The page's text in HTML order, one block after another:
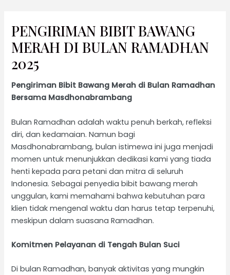
konten
PENGIRIMAN BIBIT BAWANG
MERAH DI BULAN RAMADHAN
2025
Pengiriman Bibit Bawang Merah di Bulan Ramadhan
Bersama Masdhonabrambang
Bulan Ramadhan adalah waktu penuh berkah, refleksi
diri, dan kedamaian. Namun bagi
Masdhonabrambang, bulan istimewa ini juga menjadi
momen untuk menunjukkan dedikasi kami yang tiada
henti kepada para petani dan mitra di seluruh
Indonesia. Sebagai penyedia bibit bawang merah
unggulan, kami memahami bahwa kebutuhan para
klien tidak mengenal waktu dan harus tetap terpenuhi,
meskipun dalam suasana Ramadhan.
Komitmen Pelayanan di Tengah Bulan Suci
Di bulan Ramadhan, banyak aktivitas yang mungkin